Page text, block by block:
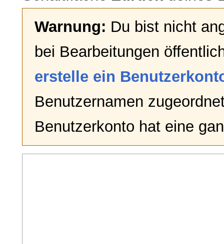
Warnung: Du bist nicht
bei Bearbeitungen
erstelle ein
Benutzernamen
Benutzerkonto hat eine